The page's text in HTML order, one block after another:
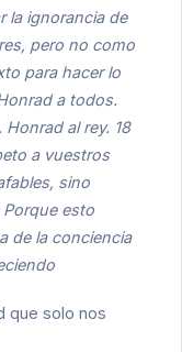
la ignorancia de
pero no como
para hacer lo
a todos.
al rey. 18
a vuestros
sino
esto
de la conciencia
que solo nos